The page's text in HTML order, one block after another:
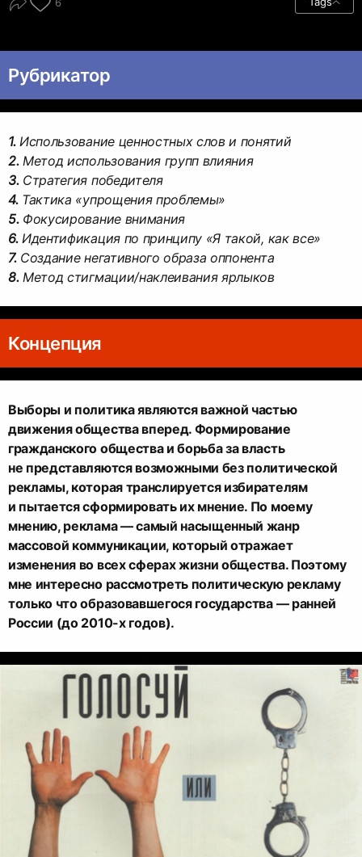
Рубрикатор
1.
2.
Метод использования групп влияния
3.
Стратегия победителя
4.
5.
6.
7.
8.Метод стигмации/наклеивания ярлыков
Концепция
Выборы и политика являются важной частью
движения общества вперед. Формирование
гражданского общества и борьба за власть
не представляются возможными без политической
рекламы, которая транслируется избирателям
и пытается сформировать их мнение. По моему
мнению, реклама — самый насыщенный жанр
массовой коммуникации, который отражает
изменения во всех сферах жизни общества. Поэтому
мне интересно рассмотреть политическую рекламу
только что образовавшегося государства — ранней
России (до 2010-х годов).